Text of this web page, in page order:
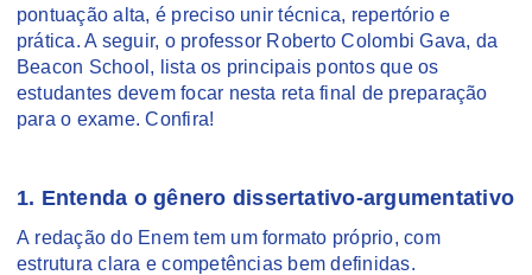
pontuação alta, é preciso unir técnica, repertório e
prática. A seguir, o professor Roberto Colombi Gava, da
Beacon School, lista os principais pontos que os
estudantes devem focar nesta reta final de preparação
para o exame. Confira!
1. Entenda o gênero dissertativo-argumentativo
A redação do Enem tem um formato próprio, com
estrutura clara e competências bem definidas.